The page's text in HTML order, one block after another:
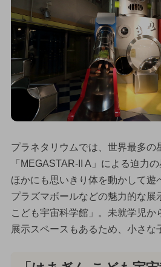
プラネタリウムでは、世界最多の
「MEGASTAR-II A」による迫力
ほかにも思いきり体を動かして遊
プラズマボールなどの魅力的な展
こども宇宙科学館」。未就学児か
展示スペースもあるため、小さな